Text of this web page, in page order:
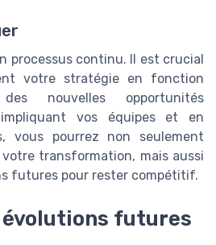
processus continu. Il est crucial
votre stratégie en fonction
nouvelles opportunités
vos équipes et en
vous pourrez non seulement
transformation, mais aussi
futures pour rester compétitif.
futures